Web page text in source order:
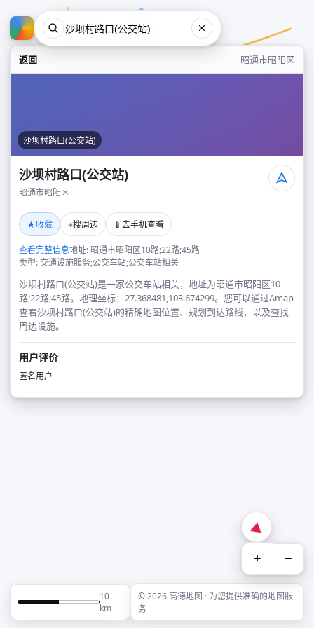
返回 昭通市昭阳区
沙坝村路口(公交站)
沙坝村路口(公交站)
昭通市昭阳区
★收藏 ⌖搜周边 📱 去手机查看
查看完整信息地址: 昭通市昭阳区10路;22路;45路
类型: 交通设施服务;公交车站;公交车站相关
沙坝村路口(公交站)是一家公交车站相关，地址为昭通市昭阳区10
路;22路;45路。地理坐标：27.368481,103.674299。您可以通过Amap
查看沙坝村路口(公交站)的精确地图位置、规划到达路线，以及查找
周边设施。
用户评价
匿名用户
+ −
10
km
© 2026 高德地图 · 为您提供准确的地图服
务